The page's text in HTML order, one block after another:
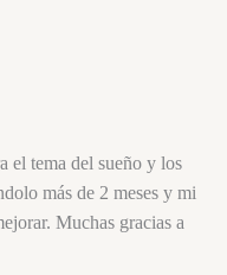
el tema del sueño y los
más de 2 meses y mi
Muchas gracias a